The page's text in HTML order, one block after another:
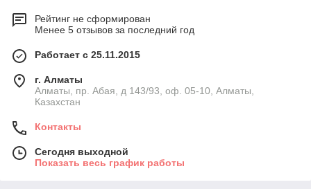
Рейтинг не сформирован
Менее 5 отзывов за последний год
Работает с 25.11.2015
г. Алматы
Алматы, пр. Абая, д 143/93, оф. 05-10, Алматы,
Казахстан
Контакты
Сегодня выходной
Показать весь график работы